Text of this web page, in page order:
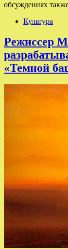
обсуждениях
Культура
Режиссер
«Темной